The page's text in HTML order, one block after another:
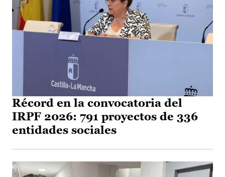
Récord en la convocatoria del
IRPF 2026: 791 proyectos de 336
entidades sociales